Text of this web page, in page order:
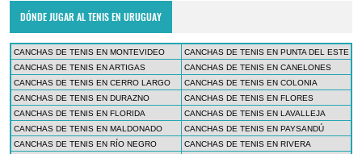
DÓNDE JUGAR AL TENIS EN URUGUAY
CANCHAS DE TENIS EN MONTEVIDEO
CANCHAS DE TENIS EN PUNTA DEL ESTE
CANCHAS DE TENIS EN ARTIGAS
CANCHAS DE TENIS EN CANELONES
CANCHAS DE TENIS EN CERRO LARGO
CANCHAS DE TENIS EN COLONIA
CANCHAS DE TENIS EN DURAZNO
CANCHAS DE TENIS EN FLORES
CANCHAS DE TENIS EN FLORIDA
CANCHAS DE TENIS EN LAVALLEJA
CANCHAS DE TENIS EN MALDONADO
CANCHAS DE TENIS EN PAYSANDÚ
CANCHAS DE TENIS EN RÍO NEGRO
CANCHAS DE TENIS EN RIVERA